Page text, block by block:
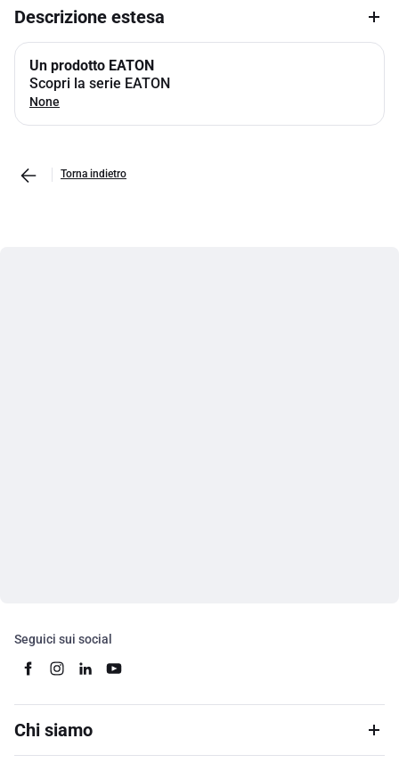
Descrizione estesa
Un prodotto EATON
Scopri la serie EATON
None
Torna indietro
Seguici sui social
Chi siamo